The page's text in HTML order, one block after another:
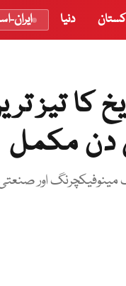
دنیا ایران-
دن مکمل
اور صنعتی